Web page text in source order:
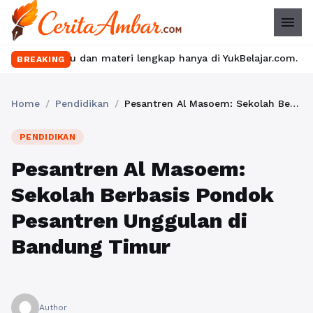
menu
BREAKING
dan materi lengkap hanya di YukBelajar.com. Mulai
Home / Pendidikan / Pesantren Al Masoem: Sekolah Berbasis Pondok Pesantren Unggulan di Bandung Timur
PENDIDIKAN
Pesantren Al Masoem:
Sekolah Berbasis Pondok
Pesantren Unggulan di
Bandung Timur
Author